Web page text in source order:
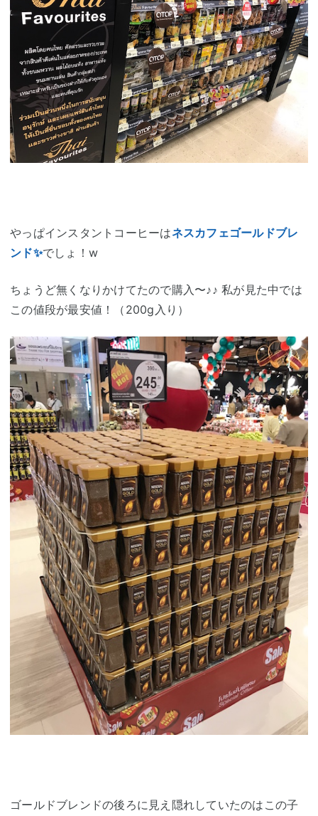
やっぱインスタントコーヒーはネスカフェゴールドブレ
ンド✨でしょ！w
ちょうど無くなりかけてたので購入〜♪♪ 私が見た中では
この値段が最安値！（200g入り）
ゴールドブレンドの後ろに見え隠れしていたのはこの子